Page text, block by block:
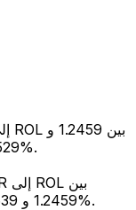
1.2529. كان المتوسط 1.2497 مع تقلبات 0.34%.
1.2459 و 1.2639. كان المتوسط 1.2570 مع تقلبات 0.29%.